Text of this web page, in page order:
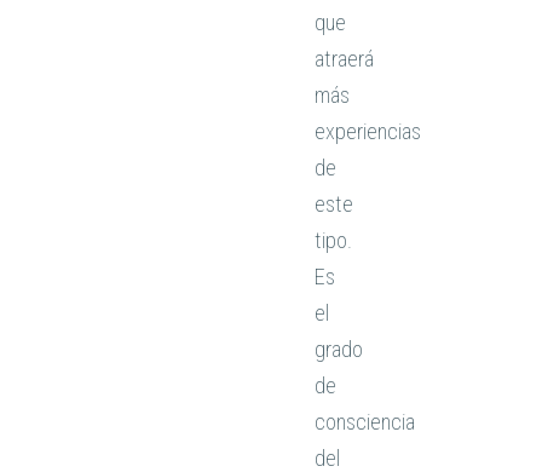
que
atraerá
más
experiencias
de
este
tipo.
Es
el
grado
de
consciencia
del